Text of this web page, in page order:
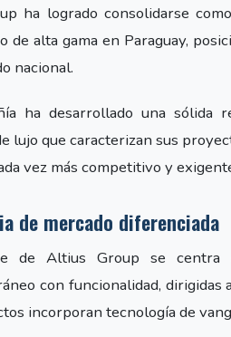
ha logrado consolidarse
de alta gama en Paraguay,
nacional.
ha desarrollado una sólida
lujo que caracterizan sus
vez más competitivo y
de mercado diferenciada
de Altius Group se centra
con funcionalidad,
incorporan tecnología de